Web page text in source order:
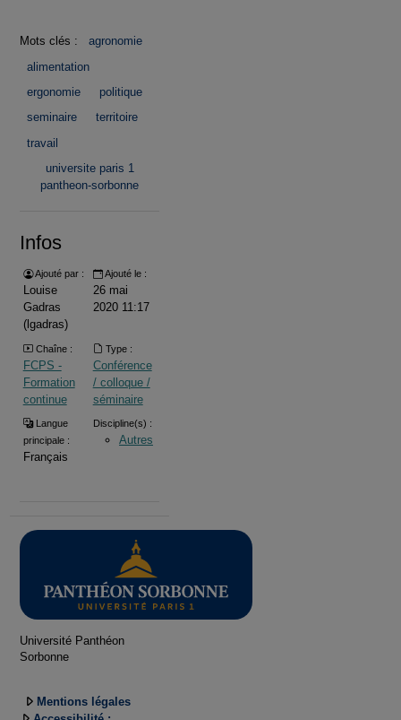
Mots clés :
agronomie
alimentation
ergonomie
politique
seminaire
territoire
travail
universite paris 1
pantheon-sorbonne
Infos
Ajouté par :
Louise
Gadras
(lgadras)
Ajouté le :
26 mai
2020 11:17
Chaîne :
FCPS -
Formation
continue
Type :
Conférence
/ colloque /
séminaire
Langue
principale :
Français
Discipline(s) :
Autres
Université Panthéon
Sorbonne
Mentions légales